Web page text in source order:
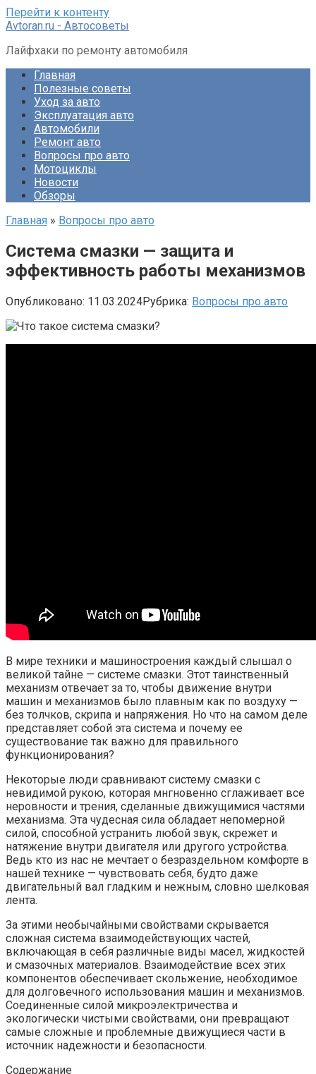
Перейти к контенту
Avtoran.ru - Автосоветы
Лайфхаки по ремонту автомобиля
Главная
Полезные советы
Уход за авто
Эксплуатация авто
Автомобили
Ремонт авто
Вопросы про авто
Мотоциклы
Новости
Обзоры
Главная » Вопросы про авто
Система смазки — защита и
эффективность работы механизмов
Опубликовано: 11.03.2024Рубрика: Вопросы про авто
В мире техники и машиностроения каждый слышал о
великой тайне — системе смазки. Этот таинственный
механизм отвечает за то, чтобы движение внутри
машин и механизмов было плавным как по воздуху —
без толчков, скрипа и напряжения. Но что на самом деле
представляет собой эта система и почему ее
существование так важно для правильного
функционирования?
Некоторые люди сравнивают систему смазки с
невидимой рукою, которая мнгновенно сглаживает все
неровности и трения, сделанные движущимися частями
механизма. Эта чудесная сила обладает непомерной
силой, способной устранить любой звук, скрежет и
натяжение внутри двигателя или другого устройства.
Ведь кто из нас не мечтает о безраздельном комфорте в
нашей технике — чувствовать себя, будто даже
двигательный вал гладким и нежным, словно шелковая
лента.
За этими необычайными свойствами скрывается
сложная система взаимодействующих частей,
включающая в себя различные виды масел, жидкостей
и смазочных материалов. Взаимодействие всех этих
компонентов обеспечивает скольжение, необходимое
для долговечного использования машин и механизмов.
Соединенные силой микроэлектричества и
экологически чистыми свойствами, они превращают
самые сложные и проблемные движущиеся части в
источник надежности и безопасности.
Содержание